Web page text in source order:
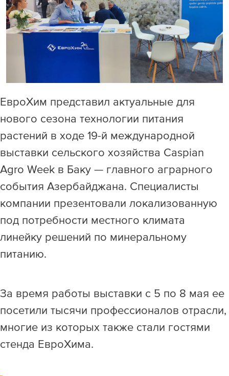
Раскрытие информации
ЕвроХим
ЕвроХим представил актуальные для
нового сезона технологии питания
растений в ходе 19-й международной
выставки сельского хозяйства Caspian
Agro Week в Баку — главного аграрного
события Азербайджана. Специалисты
компании презентовали локализованную
под потребности местного климата
линейку решений по минеральному
питанию.
За время работы выставки с 5 по 8 мая ее
посетили тысячи профессионалов отрасли,
многие из которых также стали гостями
стенда ЕвроХима.